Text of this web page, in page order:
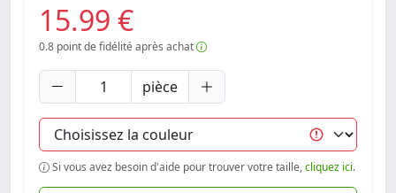
15.99 €
0.8 point de fidélité après achat
pièce
Si vous avez besoin d'aide pour trouver votre taille,cliquez ici.